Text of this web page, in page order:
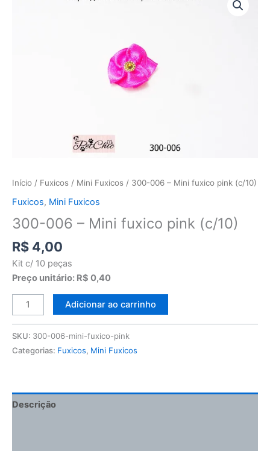
Início / Fuxicos / Mini Fuxicos / 300-006 – Mini fuxico pink (c/10)
Fuxicos, Mini Fuxicos
300-006 – Mini fuxico pink (c/10)
R$ 4,00
Kit c/ 10 peças
Preço unitário: R$ 0,40
Adicionar ao carrinho
SKU: 300-006-mini-fuxico-pink
Categorias: Fuxicos, Mini Fuxicos
Descrição